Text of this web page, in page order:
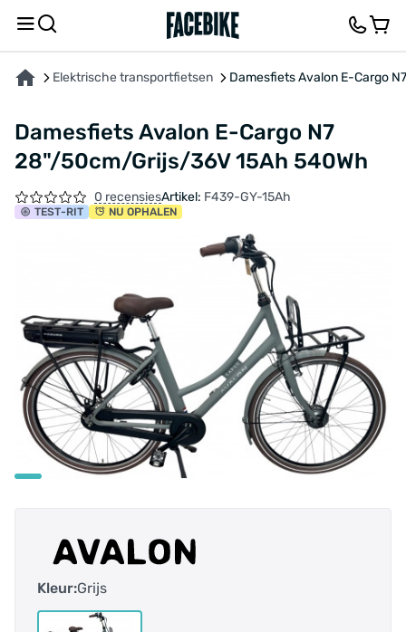
Elektrische transportfietsen Damesfiets Avalon E-Cargo
Damesfiets Avalon E-Cargo N7
28"/50cm/Grijs/36V 15Ah 540Wh
0 recensiesArtikel: F439-GY-15Ah
TEST-RIT NU OPHALEN
Kleur:Grijs
OVER HET PRODUCT KENMERKENBESCHRIJVING FEEDBACK EN VRAGEN